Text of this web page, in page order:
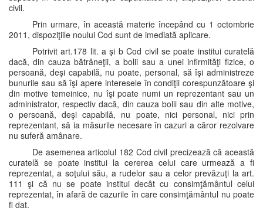
civil.
Prin urmare, în această materie începând cu 1 octombrie
2011, dispoziţiile noului Cod sunt de imediată aplicare.
Potrivit art.178 lit. a şi b Cod civil se poate institui curatelă
dacă, din cauza bătrâneţii, a bolii sau a unei infirmităţi fizice, o
persoană, deşi capabilă, nu poate, personal, să îşi administreze
bunurile sau să îşi apere interesele în condiţii corespunzătoare şi
din motive temeinice, nu îşi poate numi un reprezentant sau un
administrator, respectiv dacă, din cauza bolii sau din alte motive,
o persoană, deşi capabilă, nu poate, nici personal, nici prin
reprezentant, să ia măsurile necesare în cazuri a căror rezolvare
nu suferă amânare.
De asemenea articolul 182 Cod civil precizează că această
curatelă se poate institui la cererea celui care urmează a fi
reprezentat, a soţului său, a rudelor sau a celor prevăzuţi la art.
111 şi că nu se poate institui decât cu consimţământul celui
reprezentat, în afară de cazurile în care consimţământul nu poate
fi dat.